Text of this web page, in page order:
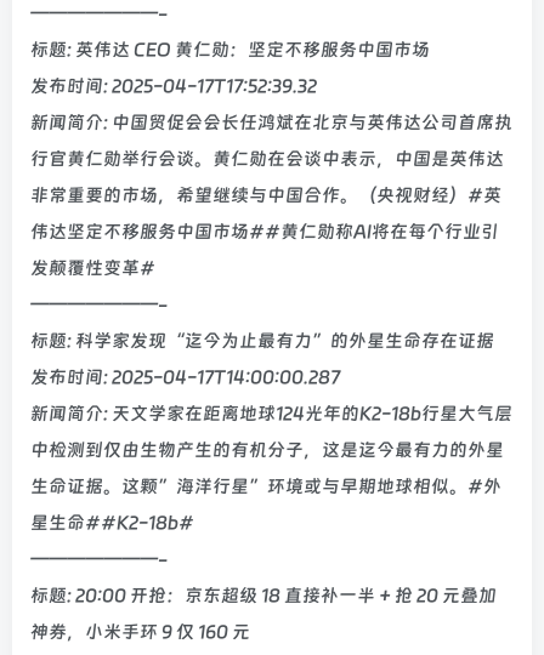
———————-
标题: 英伟达 CEO 黄仁勋：坚定不移服务中国市场
发布时间: 2025-04-17T17:52:39.32
新闻简介: 中国贸促会会长任鸿斌在北京与英伟达公司首席执
行官黄仁勋举行会谈。黄仁勋在会谈中表示，中国是英伟达
非常重要的市场，希望继续与中国合作。（央视财经）#英
伟达坚定不移服务中国市场##黄仁勋称AI将在每个行业引
发颠覆性变革#
———————-
标题: 科学家发现“迄今为止最有力”的外星生命存在证据
发布时间: 2025-04-17T14:00:00.287
新闻简介: 天文学家在距离地球124光年的K2-18b行星大气层
中检测到仅由生物产生的有机分子，这是迄今最有力的外星
生命证据。这颗”海洋行星”环境或与早期地球相似。#外
星生命##K2-18b#
———————-
标题: 20:00 开抢：京东超级 18 直接补一半 + 抢 20 元叠加
神券，小米手环 9 仅 160 元